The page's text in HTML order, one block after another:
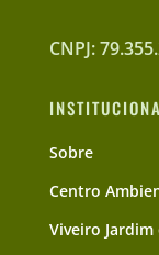
CNPJ:
Sobre
Centro
Viveiro Jardim